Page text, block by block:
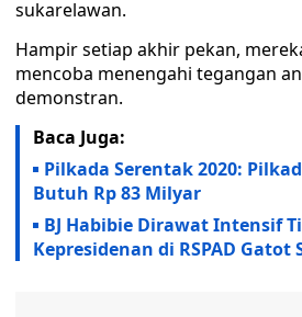
sukarelawan.
Hampir setiap akhir pekan,
mencoba menengahi tegangan
demonstran.
Baca Juga:
Pilkada Serentak 2020:
Butuh Rp 83 Milyar
BJ Habibie Dirawat Intensif
Kepresidenan di RSPAD Gatot